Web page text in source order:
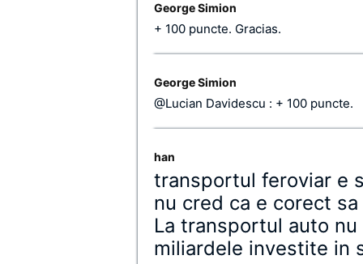
George Simion
+ 100 puncte. Gracias.
George Simion
@Lucian Davidescu : + 100 puncte.
han
transportul feroviar e
nu cred ca e corect
La transportul auto
miliardele investite in